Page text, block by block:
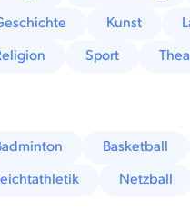
Kunst
Sport
Basketball
Netzball